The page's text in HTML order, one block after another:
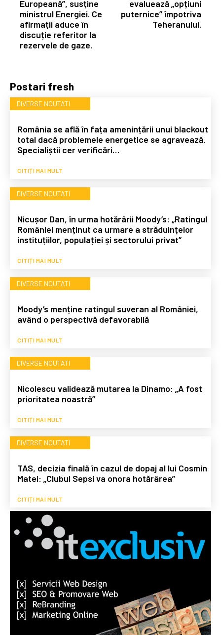
Postari fresh
DIVERSE NOUTATI
România se află în fața amenințării unui blackout
total dacă problemele energetice se agravează.
Specialiștii cer verificări…
CITIȚI MAI MULT
DIVERSE NOUTATI
Nicușor Dan, în urma hotărârii Moody’s: „Ratingul
României menținut ca urmare a străduințelor
instituțiilor, populației și sectorului privat”
CITIȚI MAI MULT
DIVERSE NOUTATI
Moody’s menține ratingul suveran al României,
având o perspectivă defavorabilă
CITIȚI MAI MULT
DIVERSE NOUTATI
Nicolescu validează mutarea la Dinamo: „A fost
prioritatea noastră”
CITIȚI MAI MULT
DIVERSE NOUTATI
TAS, decizia finală în cazul de dopaj al lui Cosmin
Matei: „Clubul Sepsi va onora hotărârea”
CITIȚI MAI MULT
Europeană”, susține
ministrul Energiei. Ce
afirmații aduce în
discuție referitor la
rezervele de gaze.
evaluează „opțiuni
puternice” împotriva
Teheranului.